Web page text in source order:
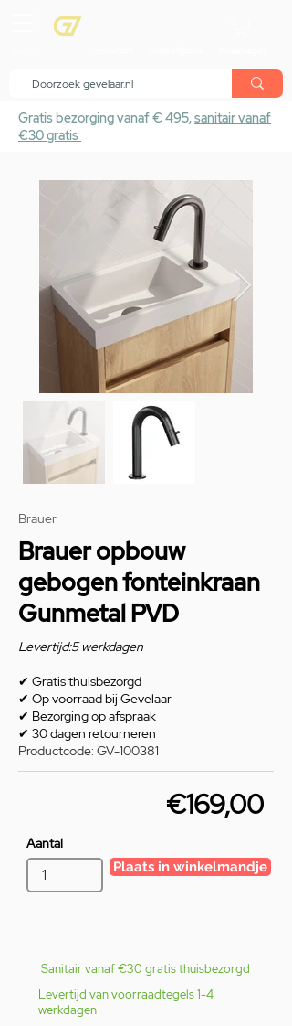
Gratis bezorging vanaf € 495,sanitair vanaf
€30 gratis
Brauer
Brauer opbouw
gebogen fonteinkraan
Gunmetal PVD
Levertijd:5 werkdagen
✔ Gratis thuisbezorgd
✔ Op voorraad bij Gevelaar
✔ Bezorging op afspraak
✔ 30 dagen retourneren
Productcode: GV-100381
€169,00
Aantal
Plaats in winkelmandje
Sanitair vanaf €30 gratis thuisbezorgd
Levertijd van voorraadtegels 1-4
werkdagen